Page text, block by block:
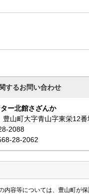
するお問い合わせ
ー北館さざんか
山町大字青山字東栄12番
2088
28-2062
内容等については、豊山町が